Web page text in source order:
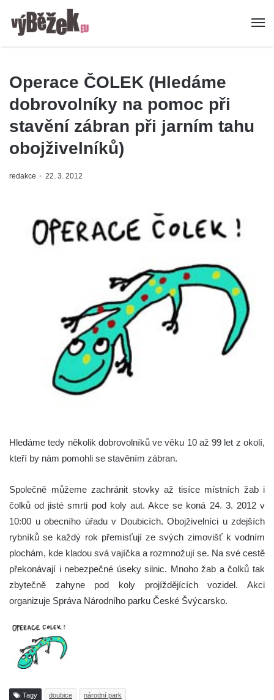
Operace ČOLEK (Hledáme
dobrovolníky na pomoc při
stavění zábran při jarním tahu
obojživelníků)
redakce 22. 3. 2012
Hledáme tedy několik dobrovolníků ve věku 10 až 99 let z okolí,
kteří by nám pomohli se stavěním zábran.
Společně můžeme zachránit stovky až tisíce místních žab i
čolků od jisté smrti pod koly aut. Akce se koná 24. 3. 2012 v
10:00 u obecního úřadu v Doubicích. Obojživelníci u zdejších
rybníků se každý rok přemisťují ze svých zimovišť k vodním
plochám, kde kladou svá vajíčka a rozmnožují se. Na své cestě
překonávají i nebezpečné úseky silnic. Mnoho žab a čolků tak
zbytečně zahyne pod koly projíždějících vozidel. Akci
organizuje Správa Národního parku České Švýcarsko.
Tagy doubice národní park